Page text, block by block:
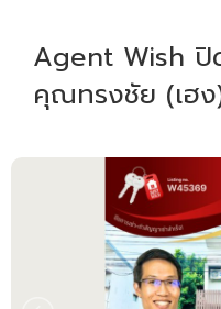
Agent Wish ปิด
คุณทรงชัย (เฮ